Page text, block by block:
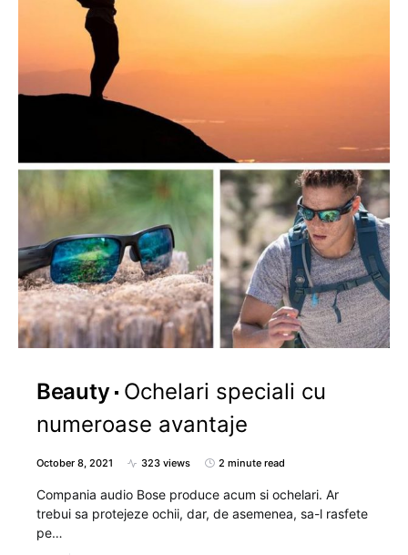
Beauty Ochelari speciali cu
numeroase avantaje
October 8, 2021 323 views 2 minute read
Compania audio Bose produce acum si ochelari. Ar
trebui sa protejeze ochii, dar, de asemenea, sa-l rasfete
pe…